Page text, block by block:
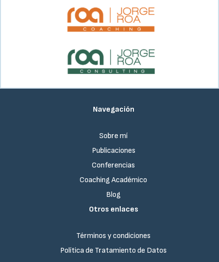
Navegación
Sobre mí
Publicaciones
Conferencias
Coaching Académico
Blog
Otros enlaces
Términos y condiciones
Política de Tratamiento de Datos